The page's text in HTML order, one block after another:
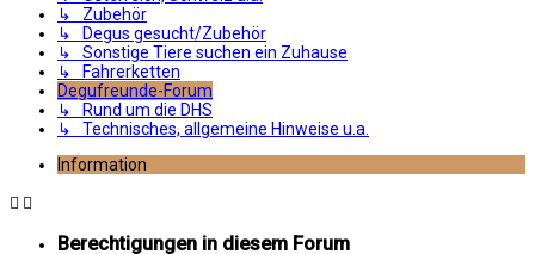
↳ Zubehör
↳ Degus gesucht/Zubehör
↳ Sonstige Tiere suchen ein Zuhause
↳ Fahrerketten
Degufreunde-Forum
↳ Rund um die DHS
↳ Technisches, allgemeine Hinweise u.a.
Information
Berechtigungen in diesem Forum